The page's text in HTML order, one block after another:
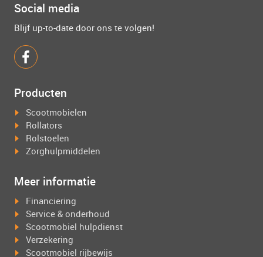
Social media
Blijf up-to-date door ons te volgen!
Producten
Scootmobielen
Rollators
Rolstoelen
Zorghulpmiddelen
Meer informatie
Financiering
Service & onderhoud
Scootmobiel hulpdienst
Verzekering
Scootmobiel rijbewijs